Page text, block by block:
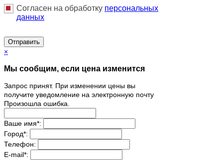
Согласен на обработку персональныx
данных
Отправить
×
Мы сообщим, если цена изменится
Запрос принят. При изменении цены вы
получите уведомление на электронную почту
Произошла ошибка.
Ваше имя*:
Город*:
Телефон:
E-mail*: